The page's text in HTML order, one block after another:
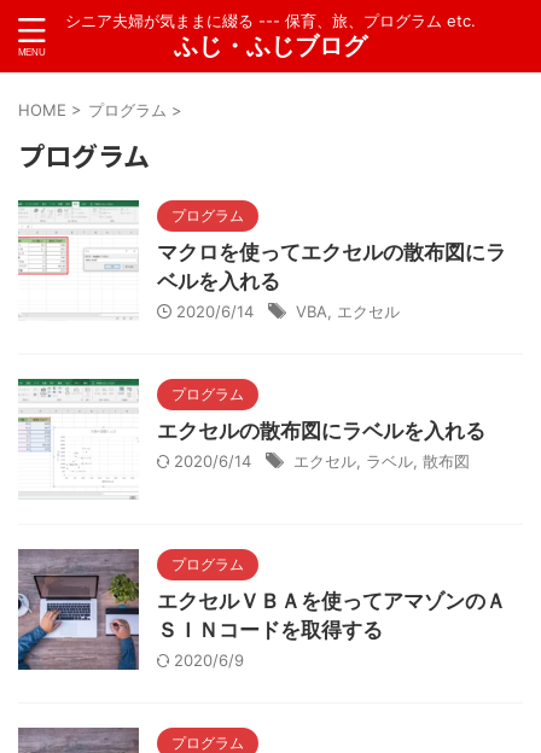
シニア夫婦が気ままに綴る --- 保育、旅、プログラム etc.
ふじ・ふじブログ
HOME > プログラム >
プログラム
プログラム
マクロを使ってエクセルの散布図にラ
ベルを入れる
2020/6/14 VBA エクセル
プログラム
エクセルの散布図にラベルを入れる
2020/6/14 エクセル ラベル 散布図
プログラム
エクセルＶＢＡを使ってアマゾンのＡ
ＳＩＮコードを取得する
2020/6/9
プログラム